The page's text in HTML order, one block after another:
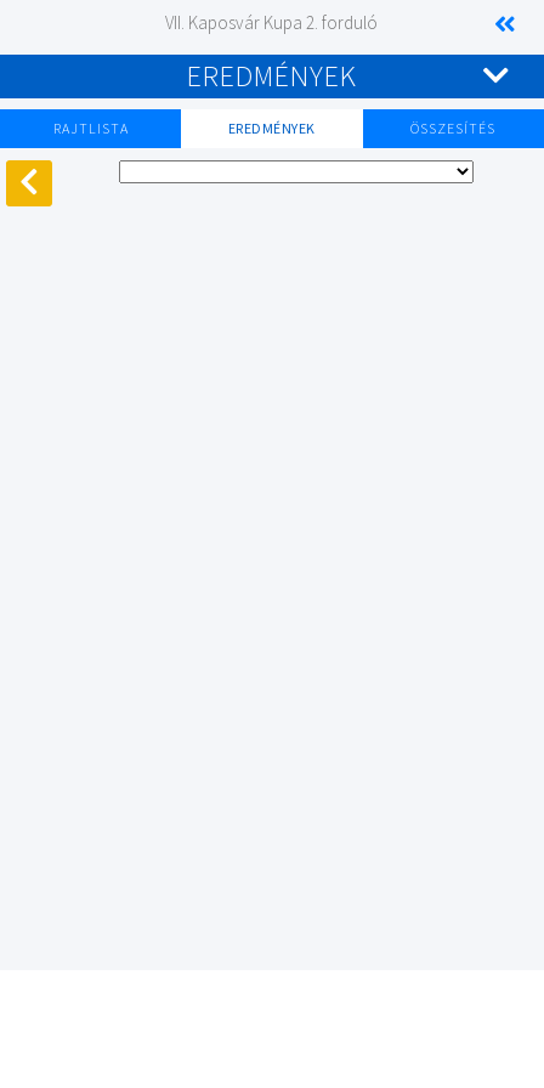
VII. Kaposvár Kupa 2. forduló
EREDMÉNYEK
RAJTLISTA EREDMÉNYEK ÖSSZESÍTÉS